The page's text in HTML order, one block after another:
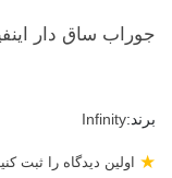
جوراب ساق دار
برند:Infinity
اولین دیدگاه را ثبت ★